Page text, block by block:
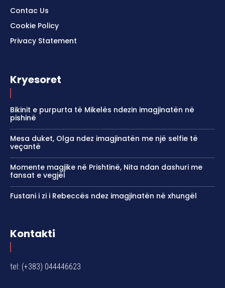
Contac Us
Cookie Policy
Privacy Statement
Kryesoret
Bikinit e purpurta të Mikelës ndezin imagjinatën në
pishinë
Mesa duket, Olga ndez imagjinatën me një selfie të
veçantë
Momente magjike në Prishtinë, Nita ndan dashuri me
fansat e vegjël
Fustani i zi i Rebeccës ndez imagjinatën në xhungël
Kontakti
tel: (+383) 044446623